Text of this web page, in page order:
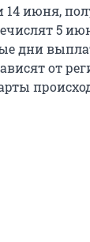
14 июня,
5
дни
от